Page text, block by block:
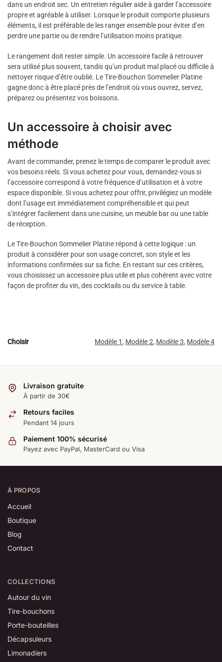
dans un endroit sec. Un entretien régulier aide à garder l’accessoire
propre et agréable à utiliser. Lorsque le produit comporte plusieurs
éléments, il est préférable de les ranger ensemble pour éviter d’en
perdre une partie ou de rendre l’utilisation moins pratique.
Le rangement doit rester simple. Un accessoire facile à retrouver
sera utilisé plus souvent, tandis qu’un produit mal placé ou difficile à
nettoyer risque d’être oublié. Le Tire-Bouchon Sommelier Platine
gagne donc à être placé près de l’endroit où vous ouvrez, servez,
préparez ou présentez vos boissons.
Un accessoire à choisir avec
méthode
Avant de commander, prenez le temps de comparer le produit avec
vos besoins réels. Si vous achetez pour vous, demandez-vous si
l’accessoire correspond à votre fréquence d’utilisation et à votre
espace disponible. Si vous achetez pour offrir, privilégiez un modèle
dont l’usage est immédiatement compréhensible et qui peut
s’intégrer facilement dans une cuisine, un meuble bar ou une table
de réception.
Le Tire-Bouchon Sommelier Platine répond à cette logique : un
produit à considérer pour son usage concret, son style et les
informations confirmées sur sa fiche. En restant sur ces critères,
vous choisissez un accessoire plus utile et plus cohérent avec votre
façon de profiter du vin, des cocktails ou du service à table.
Choisir Modèle 1, Modèle 2, Modèle 3, Modèle 4
Livraison gratuite
À partir de 30€
Retours faciles
Pendant 14 jours
Paiement 100% sécurisé
Payez avec PayPal, MasterCard ou Visa
À PROPOS
Accueil
Boutique
Blog
Contact
COLLECTIONS
Autour du vin
Tire-bouchons
Porte-bouteilles
Décapsuleurs
Limonadiers